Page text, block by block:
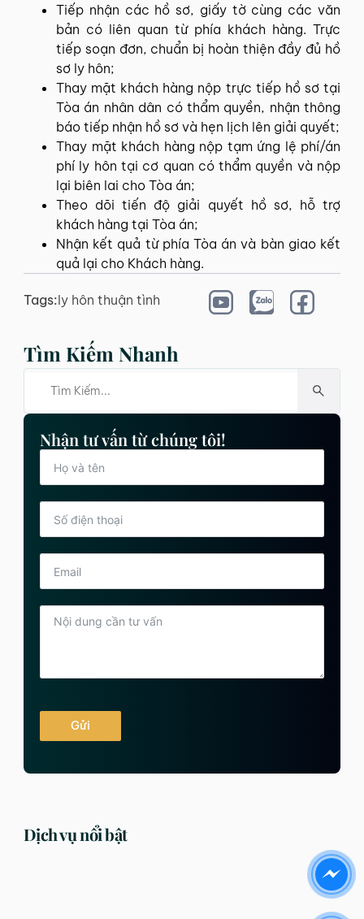
Tiếp nhận các hồ sơ, giấy tờ cùng các văn
bản có liên quan từ phía khách hàng. Trực
tiếp soạn đơn, chuẩn bị hoàn thiện đầy đủ hồ
sơ ly hôn;
Thay mặt khách hàng nộp trực tiếp hồ sơ tại
Tòa án nhân dân có thẩm quyền, nhận thông
báo tiếp nhận hồ sơ và hẹn lịch lên giải quyết;
Thay mặt khách hàng nộp tạm ứng lệ phí/án
phí ly hôn tại cơ quan có thẩm quyền và nộp
lại biên lai cho Tòa án;
Theo dõi tiến độ giải quyết hồ sơ, hỗ trợ
khách hàng tại Tòa án;
Nhận kết quả từ phía Tòa án và bàn giao kết
quả lại cho Khách hàng.
Tags:ly hôn thuận tình
Tìm Kiếm Nhanh
Nhận tư vấn từ chúng tôi!
Gửi
Dịch vụ nổi bật